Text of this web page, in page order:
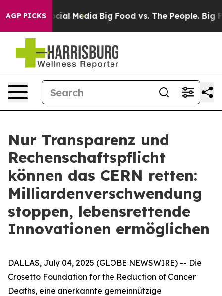
AGP PICKS
on Social Media Big Food vs. The People. Big
Nur Transparenz und
Rechenschaftspflicht
können das CERN retten:
Milliardenverschwendung
stoppen, lebensrettende
Innovationen ermöglichen
DALLAS, July 04, 2025 (GLOBE NEWSWIRE) -- Die
Crosetto Foundation for the Reduction of Cancer
Deaths, eine anerkannte gemeinnützige